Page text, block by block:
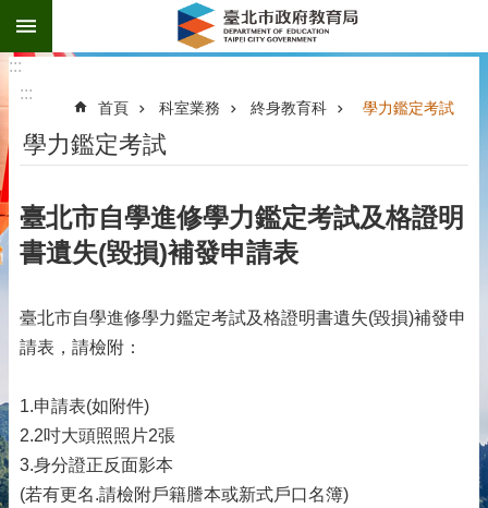
跳到主要內容區塊
:::
:::
首頁 科室業務 終身教育科 學力鑑定考試
學力鑑定考試
臺北市自學進修學力鑑定考試及格證明
書遺失(毀損)補發申請表
臺北市自學進修學力鑑定考試及格證明書遺失(毀損)補發申
請表，請檢附：
1.申請表(如附件)
2.2吋大頭照照片2張
3.身分證正反面影本
(若有更名.請檢附戶籍謄本或新式戶口名簿)